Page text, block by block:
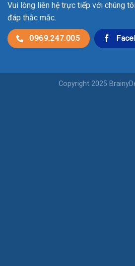
Vui lòng liên hệ trực tiếp với chúng
đáp thắc mắc.
0969.247.005
Copyright 2025